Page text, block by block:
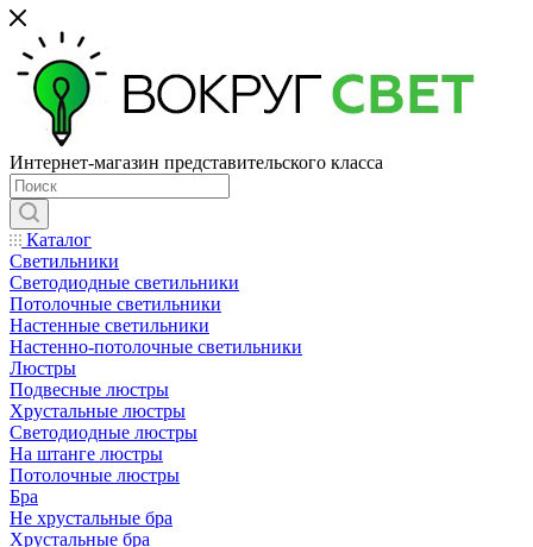
Интернет-магазин представительского класса
Каталог
Светильники
Светодиодные светильники
Потолочные светильники
Настенные светильники
Настенно-потолочные светильники
Люстры
Подвесные люстры
Хрустальные люстры
Светодиодные люстры
На штанге люстры
Потолочные люстры
Бра
Не хрустальные бра
Хрустальные бра